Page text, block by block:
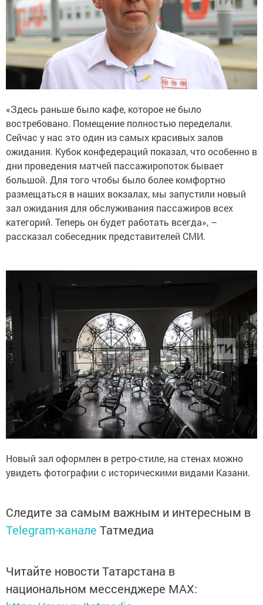
«Здесь раньше было кафе, которое не было
востребовано. Помещение полностью переделали.
Сейчас у нас это один из самых красивых залов
ожидания. Кубок конфедераций показал, что особенно в
дни проведения матчей пассажиропоток бывает
большой. Для того чтобы было более комфортно
размещаться в наших вокзалах, мы запустили новый
зал ожидания для обслуживания пассажиров всех
категорий. Теперь он будет работать всегда», –
рассказал собеседник представителей СМИ.
Новый зал оформлен в ретро-стиле, на стенах можно
увидеть фотографии с историческими видами Казани.
Следите за самым важным и интересным в
Telegram-канале Татмедиа
Читайте новости Татарстана в
национальном мессенджере MАХ: